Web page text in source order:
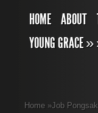
HOME ABOUT
YOUNG GRACE»
Home »Job